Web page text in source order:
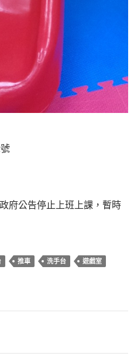
府公告停止上班上課，暫時
推車 洗手台
遊戲室